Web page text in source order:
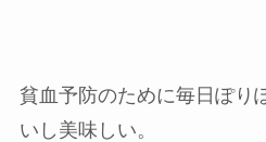
貧血予防のために毎日ぽり
いし美味しい。